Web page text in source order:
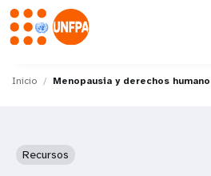
MInicio Menopausia y derechos
Recursos